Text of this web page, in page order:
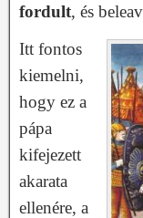
fordult, és
Itt fontos
kiemelni,
hogy ez a
pápa
kifejezett
akarata
ellenére, a